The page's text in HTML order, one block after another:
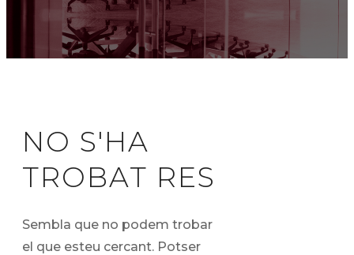
NO S'HA
TROBAT RES
Sembla que no podem trobar
el que esteu cercant. Potser